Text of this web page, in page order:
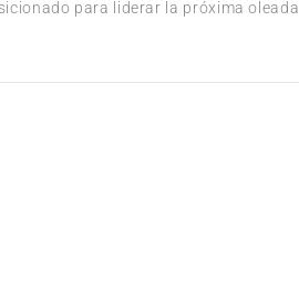
para liderar la próxima